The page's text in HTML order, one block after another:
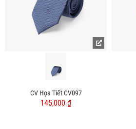
CV Họa Tiết CV097
145,000 ₫